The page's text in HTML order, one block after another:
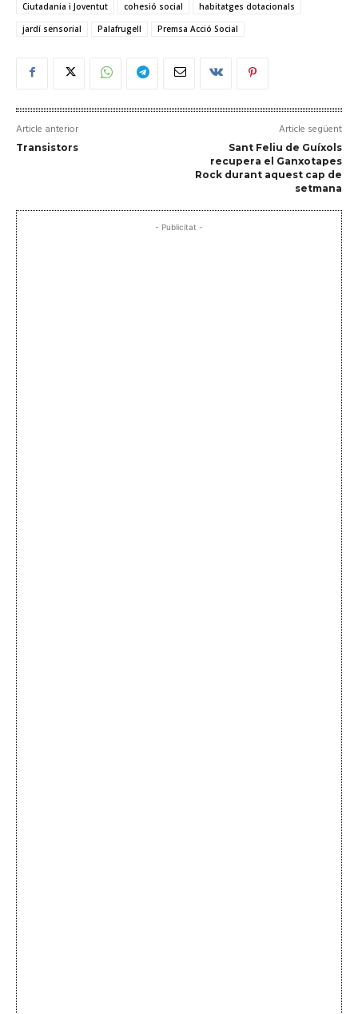
Ciutadania i Joventut cohesió social
habitatges dotacionals
jardí sensorial
Palafrugell Premsa Acció Social
Article anterior
Transistors
Article següent
Sant Feliu de Guíxols
recupera el Ganxotapes
Rock durant aquest cap de
setmana
- Publicitat -